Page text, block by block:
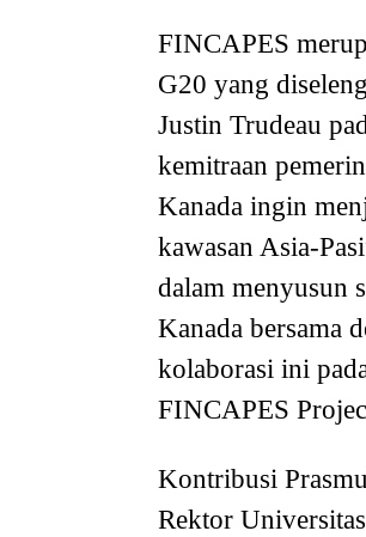
FINCAPES
G20 yang
Justin Trudeau
kemitraan
Kanada ingin
kawasan Asia-
dalam menyusun
Kanada bersama
kolaborasi ini
FINCAPES
Kontribusi
Rektor